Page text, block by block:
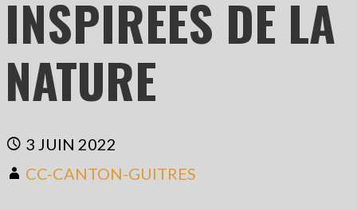
INSPIREES DE LA
NATURE
3 JUIN 2022
CC-CANTON-GUITRES